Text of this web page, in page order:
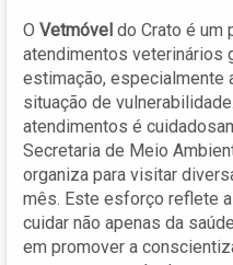
O Vetmóvel do Crato é um
atendimentos veterinários
estimação, especialmente
situação de
atendimentos é
Secretaria de Meio
organiza para visitar
mês. Este esforço reflete
cuidar não apenas da
em promover a